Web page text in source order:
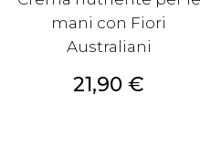
mani con Fiori
Australiani
Prezzo
21,90 €